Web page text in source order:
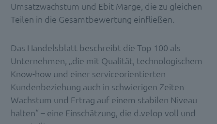
Umsatzwachstum und Ebit-Marge, die zu gleichen
Teilen in die Gesamtbewertung einfließen.
Das Handelsblatt beschreibt die Top 100 als
Unternehmen, „die mit Qualität, technologischem
Know-how und einer serviceorientierten
Kundenbeziehung auch in schwierigen Zeiten
Wachstum und Ertrag auf einem stabilen Niveau
halten“ – eine Einschätzung, die d.velop voll und